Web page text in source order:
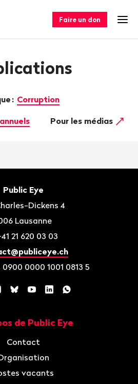
Faire un don
: Corruption
Pour les médias
Public Eye
Dickens 4
Lausanne
21 620 03 03
0900 0000 1001 0813 5
BlueskyYouTube
LinkedInWhatsApp
de Public Eye
Contact
vacants